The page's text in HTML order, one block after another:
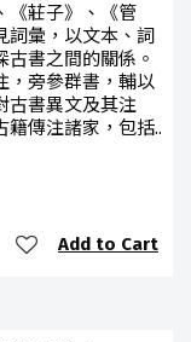
《莊子》、《管
詞彙，以文本、詞
書之間的關係。
，旁參群書，輔以
古書異文及其注
籍傳注諸家，包括..
Add to Cart